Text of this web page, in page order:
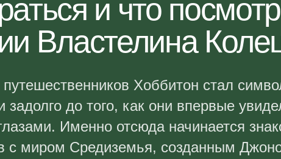
и что
Властелина
Хоббитон стал
задолго до того, как они впервые
Именно отсюда начинается
с миром Средиземья, созданным